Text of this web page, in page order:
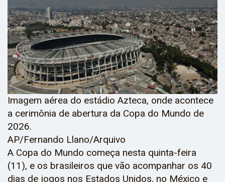
Imagem aérea do estádio Azteca, onde acontece
a cerimônia de abertura da Copa do Mundo de
2026.
AP/Fernando Llano/Arquivo
A Copa do Mundo começa nesta quinta-feira
(11), e os brasileiros que vão acompanhar os 40
dias de jogos nos Estados Unidos, no México e